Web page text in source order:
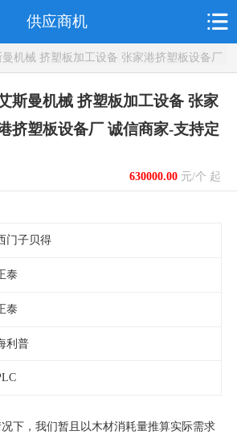
供应商机
机械 挤塑板加工设备 张家港挤塑板设备厂
斯曼机械 挤塑板加工设备 张家
挤塑板设备厂 诚信商家-支持定
630000.00元/个 起
门子贝得
泰
泰
利普
下，我们暂且以木材消耗量推算实际需求